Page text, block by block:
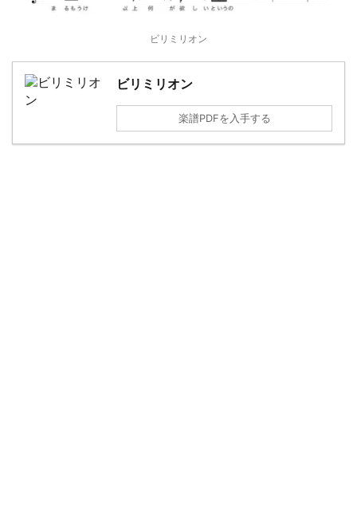
ビリミリオン
ビリミリオン
楽譜PDFを入手する